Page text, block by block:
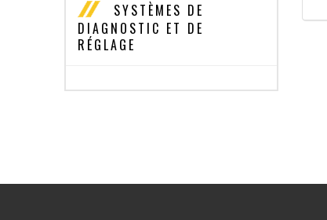
SYSTÈMES DE
DIAGNOSTIC ET DE
RÉGLAGE